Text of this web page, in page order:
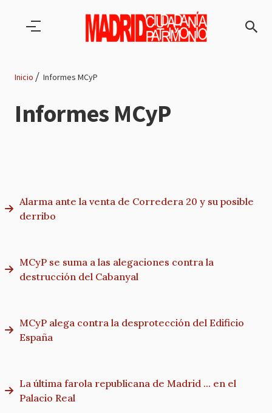
Ruta
de
Inicio Informes MCyP
Informes MCyP
Alarma ante la venta de Corredera 20 y su posible
derribo
MCyP se suma a las alegaciones contra la
destrucción del Cabanyal
MCyP alega contra la desprotección del Edificio
España
La última farola republicana de Madrid ... en el
Palacio Real